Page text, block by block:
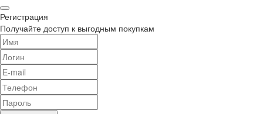
Регистрация
Получайте доступ к выгодным покупкам